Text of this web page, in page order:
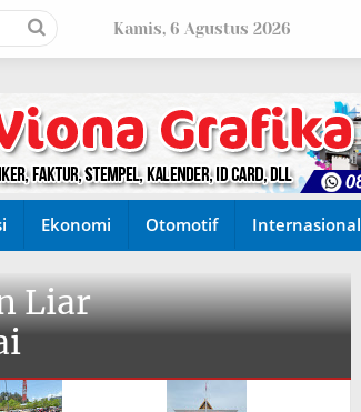
Kamis, 6 Agustus 2026
Ekonomi Otomotif Internasional
Liar